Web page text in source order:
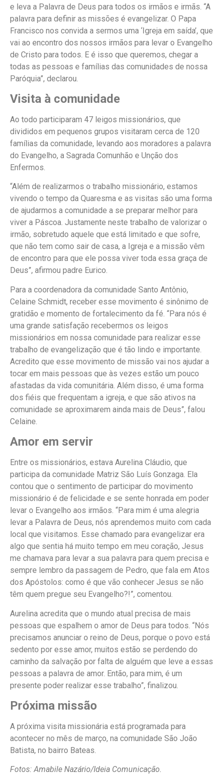
e leva a Palavra de Deus para todos os irmãos e irmãs. “A
palavra para definir as missões é evangelizar. O Papa
Francisco nos convida a sermos uma ‘Igreja em saída’, que
vai ao encontro dos nossos irmãos para levar o Evangelho
de Cristo para todos. E é isso que queremos, chegar a
todas as pessoas e famílias das comunidades de nossa
Paróquia”, declarou.
Visita à comunidade
Ao todo participaram 47 leigos missionários, que
divididos em pequenos grupos visitaram cerca de 120
famílias da comunidade, levando aos moradores a palavra
do Evangelho, a Sagrada Comunhão e Unção dos
Enfermos.
“Além de realizarmos o trabalho missionário, estamos
vivendo o tempo da Quaresma e as visitas são uma forma
de ajudarmos a comunidade a se preparar melhor para
viver a Páscoa. Justamente neste trabalho de valorizar o
irmão, sobretudo aquele que está limitado e que sofre,
que não tem como sair de casa, a Igreja e a missão vêm
de encontro para que ele possa viver toda essa graça de
Deus”, afirmou padre Eurico.
Para a coordenadora da comunidade Santo Antônio,
Celaine Schmidt, receber esse movimento é sinônimo de
gratidão e momento de fortalecimento da fé. “Para nós é
uma grande satisfação recebermos os leigos
missionários em nossa comunidade para realizar esse
trabalho de evangelização que é tão lindo e importante.
Acredito que esse movimento de missão vai nos ajudar a
tocar em mais pessoas que às vezes estão um pouco
afastadas da vida comunitária. Além disso, é uma forma
dos fiéis que frequentam a igreja, e que são ativos na
comunidade se aproximarem ainda mais de Deus”, falou
Celaine.
Amor em servir
Entre os missionários, estava Aurelina Cláudio, que
participa da comunidade Matriz São Luís Gonzaga. Ela
contou que o sentimento de participar do movimento
missionário é de felicidade e se sente honrada em poder
levar o Evangelho aos irmãos. “Para mim é uma alegria
levar a Palavra de Deus, nós aprendemos muito com cada
local que visitamos. Esse chamado para evangelizar era
algo que sentia há muito tempo em meu coração, Jesus
me chamava para levar a sua palavra para quem precisa e
sempre lembro da passagem de Pedro, que fala em Atos
dos Apóstolos: como é que vão conhecer Jesus se não
têm quem pregue seu Evangelho?!”, comentou.
Aurelina acredita que o mundo atual precisa de mais
pessoas que espalhem o amor de Deus para todos. “Nós
precisamos anunciar o reino de Deus, porque o povo está
sedento por esse amor, muitos estão se perdendo do
caminho da salvação por falta de alguém que leve a essas
pessoas a palavra de amor. Então, para mim, é um
presente poder realizar esse trabalho”, finalizou.
Próxima missão
A próxima visita missionária está programada para
acontecer no mês de março, na comunidade São João
Batista, no bairro Bateas.
Fotos: Amabile Nazário/Ideia Comunicação.